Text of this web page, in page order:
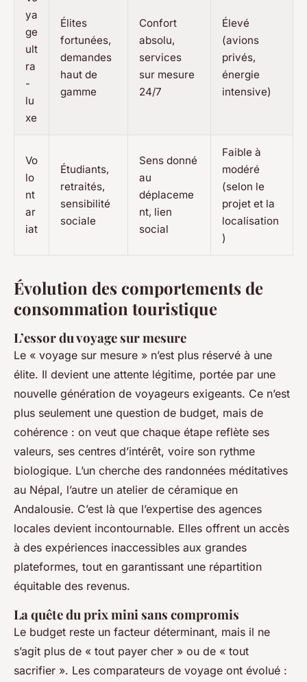
ya
ge
ult
ra
-
lu
xe
Élites
fortunées,
demandes
haut de
gamme
Confort
absolu,
services
sur mesure
24/7
Élevé
(avions
privés,
énergie
intensive)
Vo
lo
nt
ar
iat
Étudiants,
retraités,
sensibilité
sociale
Sens donné
au
déplaceme
nt, lien
social
Faible à
modéré
(selon le
projet et la
localisation
)
Évolution des comportements de
consommation touristique
L’essor du voyage sur mesure
Le « voyage sur mesure » n’est plus réservé à une
élite. Il devient une attente légitime, portée par une
nouvelle génération de voyageurs exigeants. Ce n’est
plus seulement une question de budget, mais de
cohérence : on veut que chaque étape reflète ses
valeurs, ses centres d’intérêt, voire son rythme
biologique. L’un cherche des randonnées méditatives
au Népal, l’autre un atelier de céramique en
Andalousie. C’est là que l’expertise des agences
locales devient incontournable. Elles offrent un accès
à des expériences inaccessibles aux grandes
plateformes, tout en garantissant une répartition
équitable des revenus.
La quête du prix mini sans compromis
Le budget reste un facteur déterminant, mais il ne
s’agit plus de « tout payer cher » ou de « tout
sacrifier ». Les comparateurs de voyage ont évolué :